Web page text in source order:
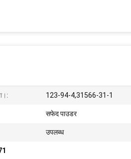
123-94-4,31566-31-1
सफेद पाउडर
उपलब्ध